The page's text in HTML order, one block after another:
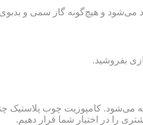
می‌شود و هیچ‌گونه گاز سمی و
بفروشید.
کامپوزیت چوب پلاستیک
را در اختیار شما قرار دهیم.